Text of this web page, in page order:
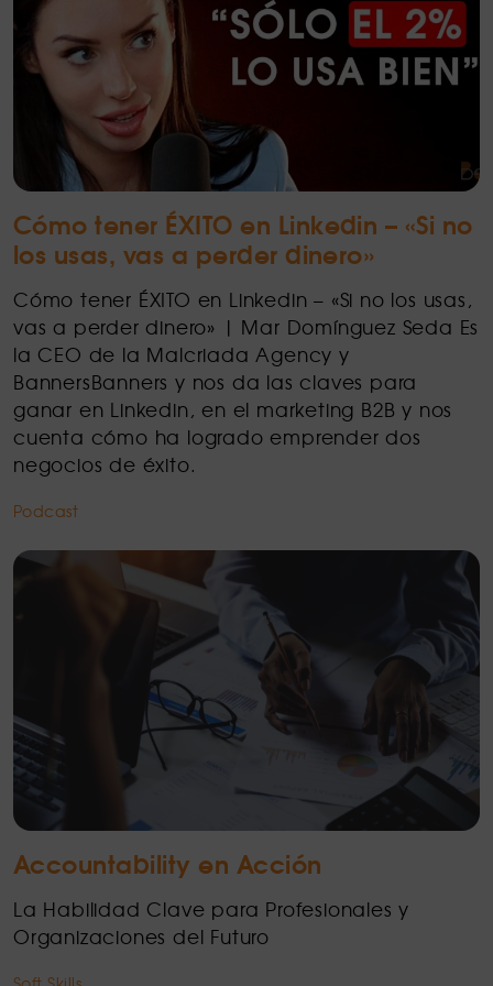
Cómo tener ÉXITO en Linkedin – «Si no
los usas, vas a perder dinero»
Cómo tener ÉXITO en Linkedin – «Si no los usas,
vas a perder dinero» | Mar Domínguez Seda Es
la CEO de la Malcriada Agency y
BannersBanners y nos da las claves para
ganar en Linkedin, en el marketing B2B y nos
cuenta cómo ha logrado emprender dos
negocios de éxito.
Podcast
Accountability en Acción
La Habilidad Clave para Profesionales y
Organizaciones del Futuro